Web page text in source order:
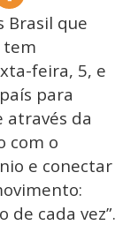
Brasil que
tem
feira, 5, e
para
através da
com o
e conectar
de cada vez”.